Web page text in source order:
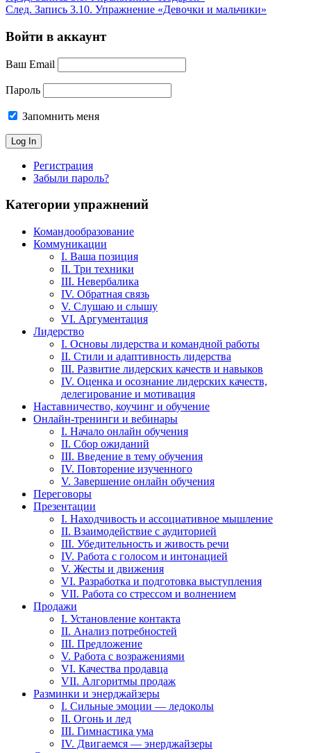
След. Запись 3.10. Упражнение «Девочки и мальчики»
Войти в аккаунт
Ваш Email
Пароль
Запомнить меня
Регистрация
Забыли пароль?
Категории упражнений
Командообразование
Коммуникации
I. Ваша позиция
II. Три техники
III. Невербалика
IV. Обратная связь
V. Слушаю и слышу
VI. Аргументация
Лидерство
I. Основы лидерства и командной работы
II. Стили и адаптивность лидерства
III. Развитие лидерских качеств и навыков
IV. Оценка и осознание лидерских качеств,
делегирование и мотивация
Наставничество, коучинг и обучение
Онлайн-тренинги и вебинары
I. Начало онлайн обучения
II. Сбор ожиданий
III. Введение в тему обучения
IV. Повторение изученного
V. Завершение онлайн обучения
Переговоры
Презентации
I. Находчивость и ассоциативное мышление
II. Взаимодействие с аудиторией
III. Убедительность и живость речи
IV. Работа с голосом и интонацией
V. Жесты и движения
VI. Разработка и подготовка выступления
VII. Работа со стрессом и волнением
Продажи
I. Установление контакта
II. Анализ потребностей
III. Предложение
V. Работа с возражениями
VI. Качества продавца
VII. Алгоритмы продаж
Разминки и энерджайзеры
I. Сильные эмоции — ледоколы
II. Огонь и лед
III. Гимнастика ума
IV. Двигаемся — энерджайзеры